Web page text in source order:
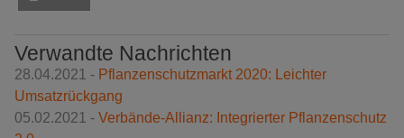
Verwandte Nachrichten
28.04.2021 - Pflanzenschutzmarkt 2020: Leichter
Umsatzrückgang
05.02.2021 - Verbände-Allianz: Integrierter Pflanzenschutz